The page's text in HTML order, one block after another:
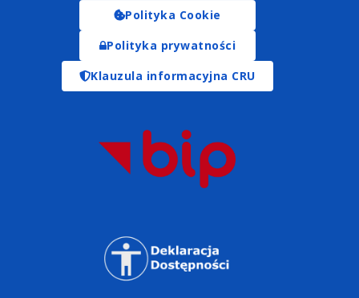
Polityka Cookie
Polityka prywatności
Klauzula informacyjna CRU